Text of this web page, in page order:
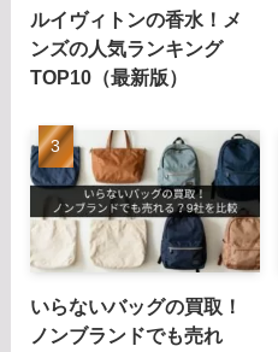
ルイヴィトンの香水！メ
ンズの人気ランキング
TOP10（最新版）
いらないバッグの買取！
ノンブランドでも売れ